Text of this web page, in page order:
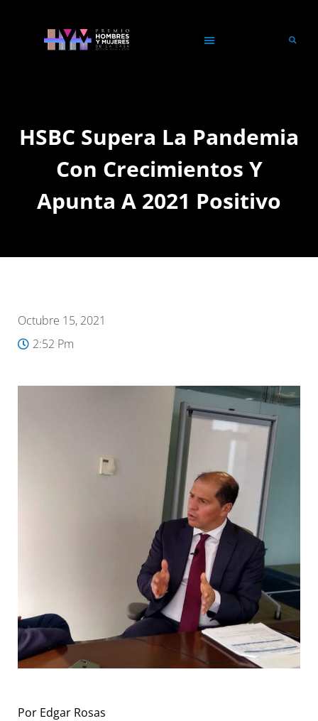
HSBC Supera La Pandemia
Con Crecimientos Y
Apunta A 2021 Positivo
Octubre 15, 2021
2:52 Pm
Por Edgar Rosas